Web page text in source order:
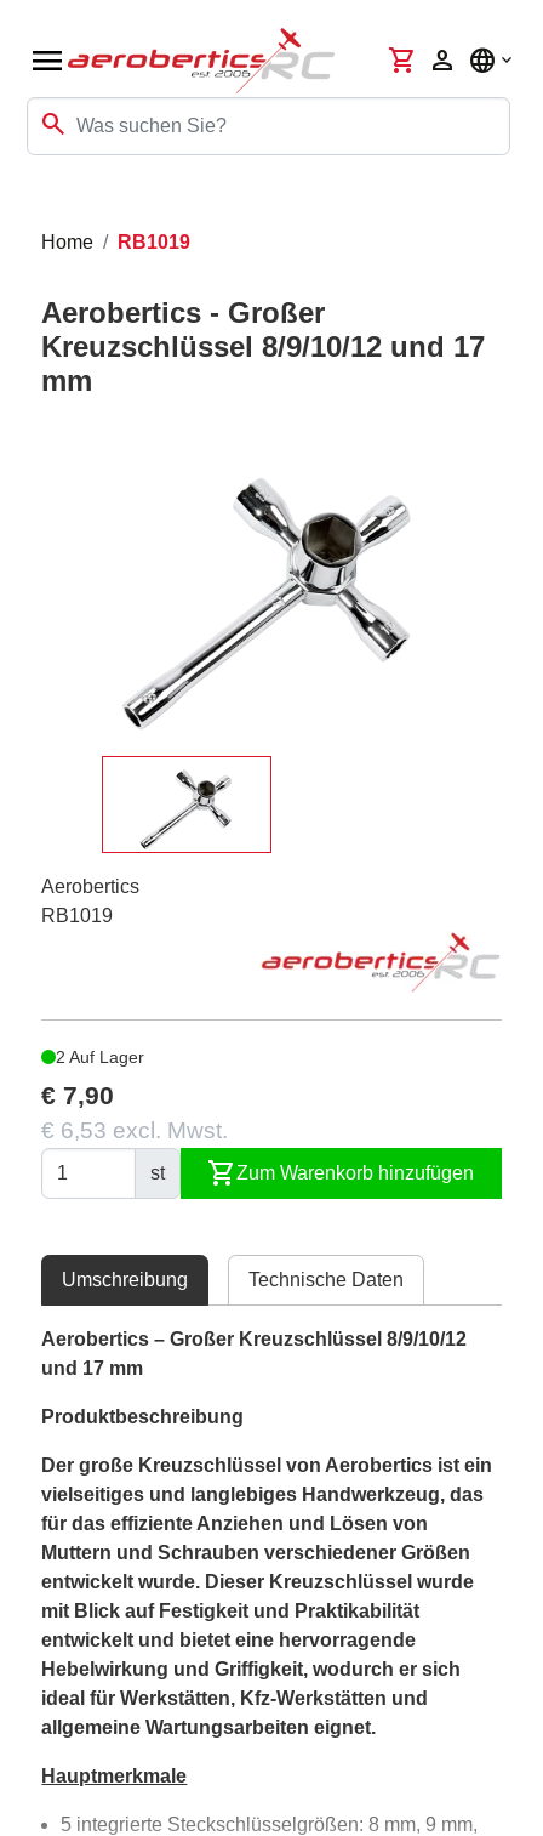
menu
search
shopping_cart person language
Home RB1019
Aerobertics - Großer
Kreuzschlüssel 8/9/10/12 und 17
mm
Aerobertics
RB1019
2 Auf Lager
€ 7,90
€ 6,53 excl. Mwst.
st shopping_cartZum Warenkorb hinzufügen
Umschreibung Technische Daten
Aerobertics – Großer Kreuzschlüssel 8/9/10/12
und 17 mm
Produktbeschreibung
Der große Kreuzschlüssel von Aerobertics ist ein
vielseitiges und langlebiges Handwerkzeug, das
für das effiziente Anziehen und Lösen von
Muttern und Schrauben verschiedener Größen
entwickelt wurde. Dieser Kreuzschlüssel wurde
mit Blick auf Festigkeit und Praktikabilität
entwickelt und bietet eine hervorragende
Hebelwirkung und Griffigkeit, wodurch er sich
ideal für Werkstätten, Kfz-Werkstätten und
allgemeine Wartungsarbeiten eignet.
Hauptmerkmale
5 integrierte Steckschlüsselgrößen: 8 mm, 9 mm,